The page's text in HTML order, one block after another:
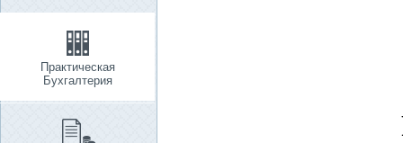
Практическая
Бухгалтерия